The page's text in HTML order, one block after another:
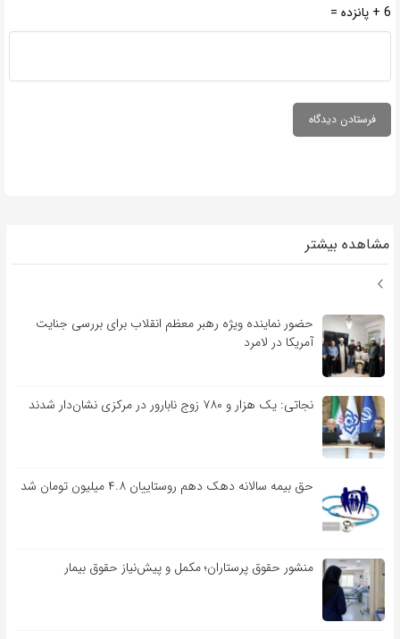
6 + پانزده =
مشاهده بیشتر
حضور نماینده ویژه رهبر معظم انقلاب برای بررسی جنایت
آمریکا در لامرد
نجاتی: یک هزار و ۷۸۰ زوج نابارور در مرکزی نشان‌دار شدند
حق بیمه سالانه دهک دهم روستاییان ۴.۸ میلیون تومان شد
منشور حقوق پرستاران؛ مکمل و پیش‌نیاز حقوق بیمار